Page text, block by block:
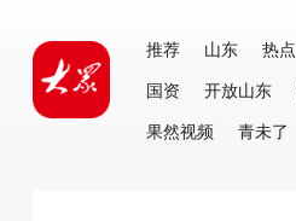
推荐 山东 热点
国资
开放山东
果然视频
青未了